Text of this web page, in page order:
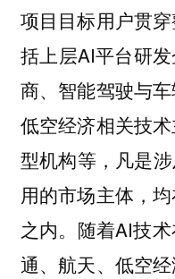
项目目标用户贯
括上层AI平台研
商、智能驾驶与
低空经济相关技
型机构等，凡是
用的市场主体，
之内。随着AI技
通、航天、低空